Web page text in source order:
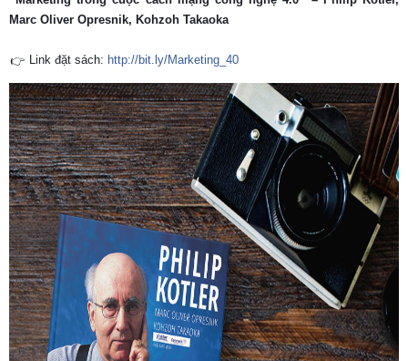
Marc Oliver Opresnik, Kohzoh Takaoka
👉 Link đặt sách: http://bit.ly/Marketing_40